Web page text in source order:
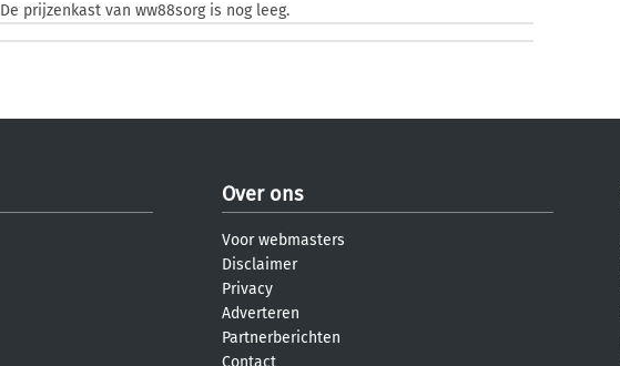
De prijzenkast van ww88sorg is nog leeg.
Over ons
Voor webmasters
Disclaimer
Privacy
Adverteren
Partnerberichten
Contact